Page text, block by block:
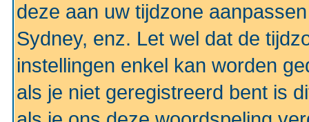
deze aan uw tijdzone
Sydney, enz. Let wel dat de
instellingen enkel kan worden
als je niet geregistreerd bent is